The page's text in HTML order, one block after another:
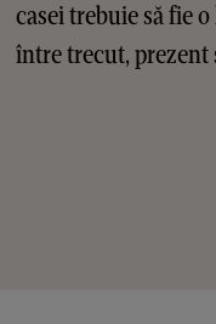
casei trebuie să fie
între trecut, prezent